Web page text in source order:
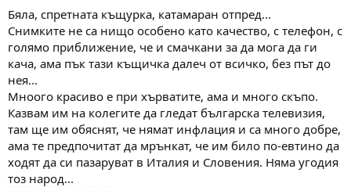
м
а
т
а
т
а
Бяла, спретната къщурка, катамаран отпред...
Снимките не са нищо особено като качество, с телефон, с
голямо приближение, че и смачкани за да мога да ги
кача, ама пък тази къщичка далеч от всичко, без път до
нея...
Мноого красиво е при хърватите, ама и много скъпо.
Казвам им на колегите да гледат българска телевизия,
там ще им обяснят, че нямат инфлация и са много добре,
ама те предпочитат да мрънкат, че им било по-евтино да
ходят да си пазаруват в Италия и Словения. Няма угодия
тоз народ...